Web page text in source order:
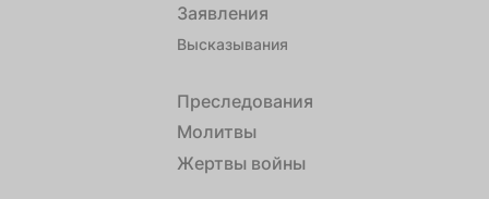
Заявления
Высказывания
Преследования
Молитвы
Жертвы войны